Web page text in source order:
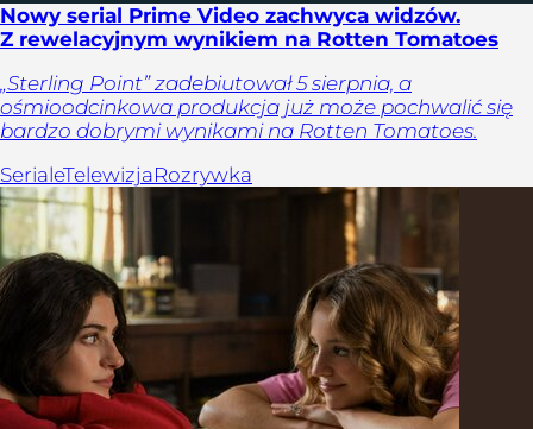
Nowy serial Prime Video zachwyca widzów.
Z rewelacyjnym wynikiem na Rotten Tomatoes
„Sterling Point” zadebiutował 5 sierpnia, a
ośmioodcinkowa produkcja już może pochwalić się
bardzo dobrymi wynikami na Rotten Tomatoes.
SerialeTelewizjaRozrywka